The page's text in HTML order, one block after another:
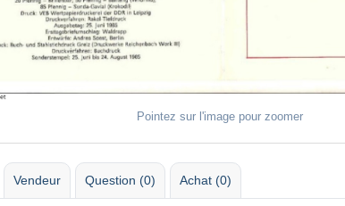
Pointez sur l'image pour zoomer
Vendeur Question (0) Achat (0)